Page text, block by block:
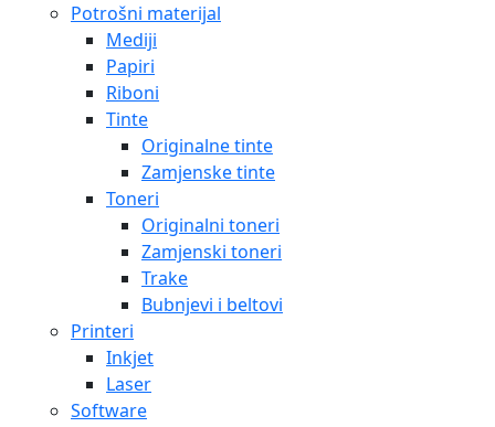
Potrošni materijal
Mediji
Papiri
Riboni
Tinte
Originalne tinte
Zamjenske tinte
Toneri
Originalni toneri
Zamjenski toneri
Trake
Bubnjevi i beltovi
Printeri
Inkjet
Laser
Software